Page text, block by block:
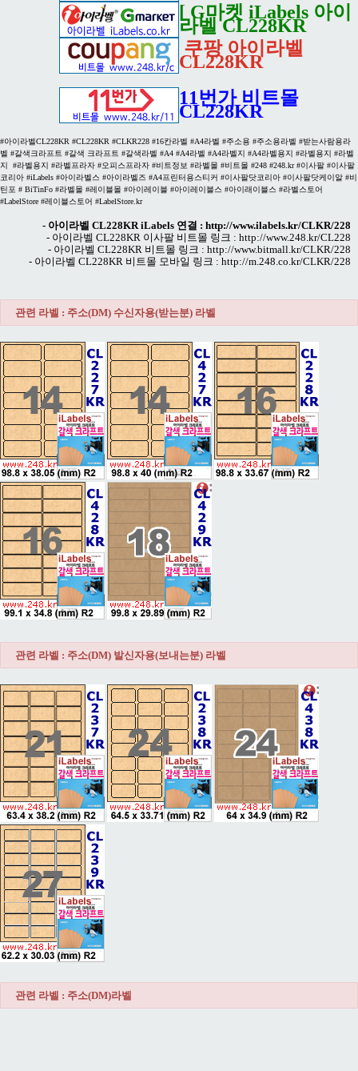
[ G마켓 iLabels 아이
라벨 CL228KR
쿠팡 아이라벨
CL228KR
11번가 비트몰
CL228KR
#아이라벨CL228KR #CL228KR #CLKR228 #16칸라벨 #A4라벨 #주소용 #주소용라벨 #받는사람용라
벨 #갈색크라프트 #갈색 크라프트 #갈색라벨 #A4 #A4라벨 #A4라벨지 #A4라벨용지 #라벨용지 #라벨
지 #라벨용지 #라벨프라자 #오피스프라자 #비트정보 #라벨몰 #비트몰 #248 #248.kr #이사팔 #이사팔
코리아 #iLabels #아이라벨스 #아이라벨즈 #A4프린터용스티커 #이사팔닷코리아 #이사팔닷케이알 #비
틴포 # BiTinFo #라벨몰 #레이블몰 #아이레이블 #아이레이블스 #아이래이블스 #라벨스토어
#LabelStore #레이블스토어 #LabelStore.kr
- 아이라벨 CL228KR iLabels 연결 : http://www.ilabels.kr/CLKR/228
- 아이라벨 CL228KR 이사팔 비트몰 링크 : http://www.248.kr/CL228
- 아이라벨 CL228KR 비트몰 링크 : http://www.bitmall.kr/CLKR/228
- 아이라벨 CL228KR 비트몰 모바일 링크 : http://m.248.co.kr/CLKR/228
관련 라벨 : 주소(DM) 수신자용(받는분) 라벨
관련 라벨 : 주소(DM) 발신자용(보내는분) 라벨
관련 라벨 : 주소(DM)라벨